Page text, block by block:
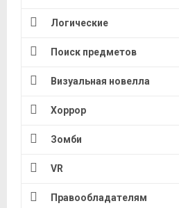
Логические
Поиск предметов
Визуальная новелла
Хоррор
Зомби
VR
Правообладателям